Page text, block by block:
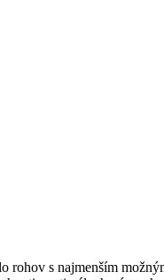
rohov s najmenším